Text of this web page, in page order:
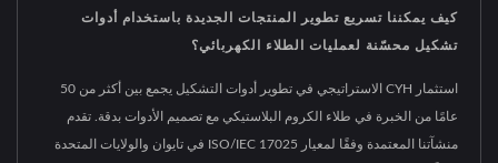
كيف يمكننا تسريع تطوير المنتجات الجديدة باستخدام أدوات
تشكيل محسّنة لعمليات الطلاء الكهربائي؟
استثمار CYH الاستراتيجي في تطوير أدوات التشكيل يجمع بين أكثر من 50
عامًا من الخبرة في طلاء الكروم البلاستيكي مع تصميم الأدوات بدقة. تقدم
منشآتنا المعتمدة وفقًا لمعيار ISO/IEC 17025 في تايوان والولايات المتحدة